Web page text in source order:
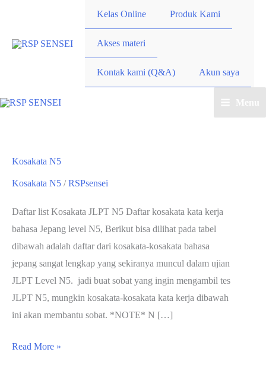
konten
Kelas Online Produk Kami
Akses materi
Kontak kami (Q&A) Akun saya
Main
Menu
Kosakata N5
Kosakata N5 /RSPsensei
Daftar list Kosakata JLPT N5 Daftar kosakata kata kerja
bahasa Jepang level N5, Berikut bisa dilihat pada tabel
dibawah adalah daftar dari kosakata-kosakata bahasa
jepang sangat lengkap yang sekiranya muncul dalam ujian
JLPT Level N5. jadi buat sobat yang ingin mengambil tes
JLPT N5, mungkin kosakata-kosakata kata kerja dibawah
ini akan membantu sobat. *NOTE* N […]
Kosakata
Read More »